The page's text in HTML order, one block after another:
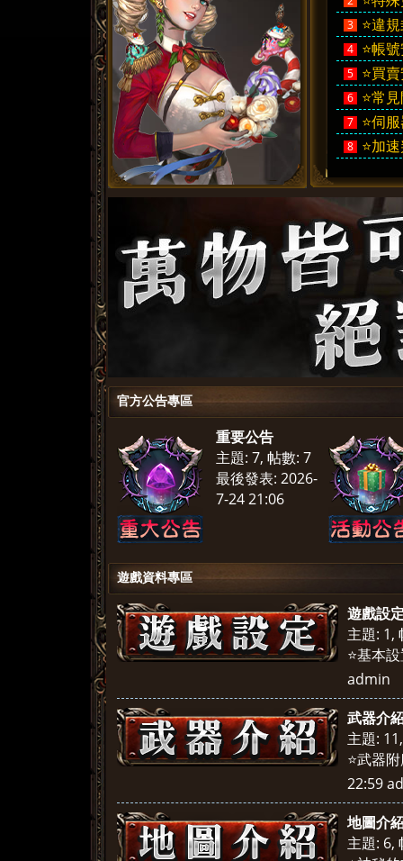
3 ⭐違
4 ⭐帳
5 ⭐買
6 ⭐常
7 ⭐伺
8 ⭐加
官方公告專區
重要公告
主題: 7, 帖數: 7
最後發表: 2026-
7-24 21:06
遊戲資料專區
遊戲設
主題: 1,
⭐基本
admin
武器介
主題: 11
⭐武器
22:59
地圖介
主題: 6,